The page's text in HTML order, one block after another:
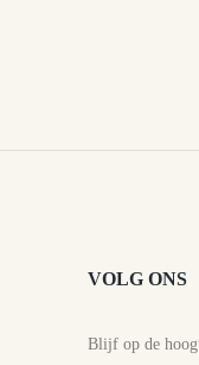
VOLG ONS
Blijf op de